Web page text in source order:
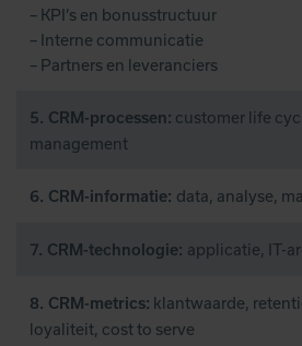
– KPI’s en bonusstructuur
– Interne communicatie
– Partners en leveranciers
5. CRM-processen: customer life
management
6. CRM-informatie: data, analyse,
7. CRM-technologie: applicatie, IT-
8. CRM-metrics: klantwaarde,
loyaliteit, cost to serve